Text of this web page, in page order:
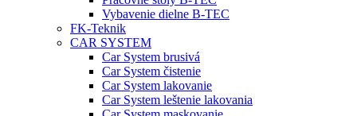
Vybavenie dielne B-TEC
FK-Teknik
CAR SYSTEM
Car System brusivá
Car System čistenie
Car System lakovanie
Car System leštenie lakovania